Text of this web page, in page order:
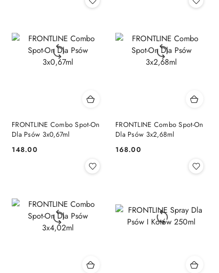
FRONTLINE Combo Spot-On
Dla Psów 3x0,67ml
Cena:
148.00
FRONTLINE Combo Spot-On
Dla Psów 3x2,68ml
Cena:
168.00